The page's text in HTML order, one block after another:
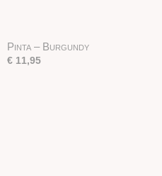
Pinta – Burgundy
€ 11,95